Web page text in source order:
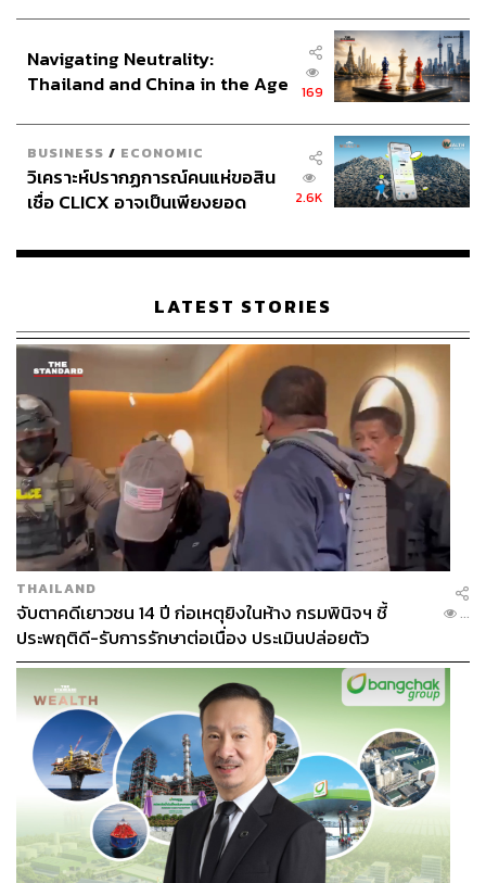
Navigating Neutrality:
Thailand and China in the Age
169
BUSINESS / ECONOMIC
วิเคราะห์ปรากฏการณ์คนแห่ขอสิน
เชื่อ CLICX อาจเป็นเพียงยอด
เรือนไทยที่ถูกซุกไว้
2.6K
LATEST STORIES
THAILAND
จับตาคดีเยาวชน 14 ปี ก่อเหตุยิงในห้าง กรมพินิจฯ ชี้
ประพฤติดี-รับการรักษาต่อเนื่อง ประเมินปล่อยตัว
...